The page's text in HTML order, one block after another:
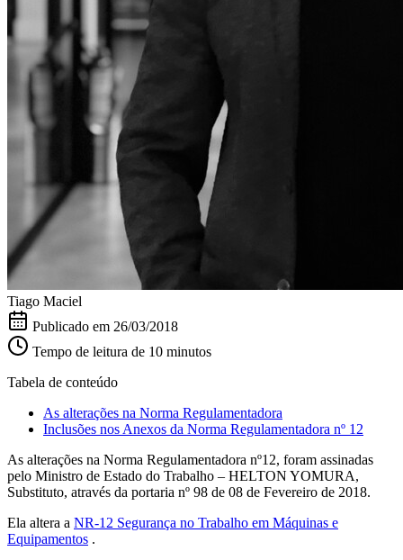
Tiago Maciel
Publicado em 26/03/2018
Tempo de leitura de 10 minutos
Tabela de conteúdo
As alterações na Norma Regulamentadora
Inclusões nos Anexos da Norma Regulamentadora nº 12
As alterações na Norma Regulamentadora nº12, foram assinadas
pelo Ministro de Estado do Trabalho – HELTON YOMURA,
Substituto, através da portaria nº 98 de 08 de Fevereiro de 2018.
Ela altera a NR-12 Segurança no Trabalho em Máquinas e
Equipamentos .